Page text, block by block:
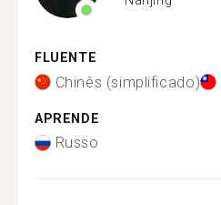
FLUENTE
Chinês (simplificado)
APRENDE
Russo